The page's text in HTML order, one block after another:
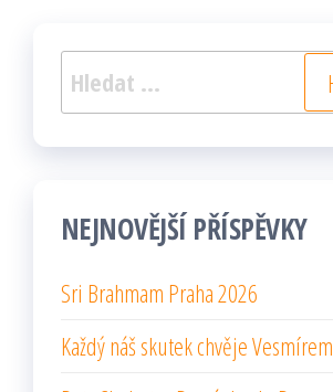
Vyhledávání
NEJNOVĚJŠÍ PŘÍSPĚVKY
Sri Brahmam Praha 2026
Každý náš skutek chvěje Vesmírem